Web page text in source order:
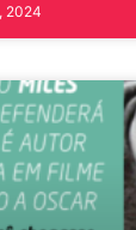
2024